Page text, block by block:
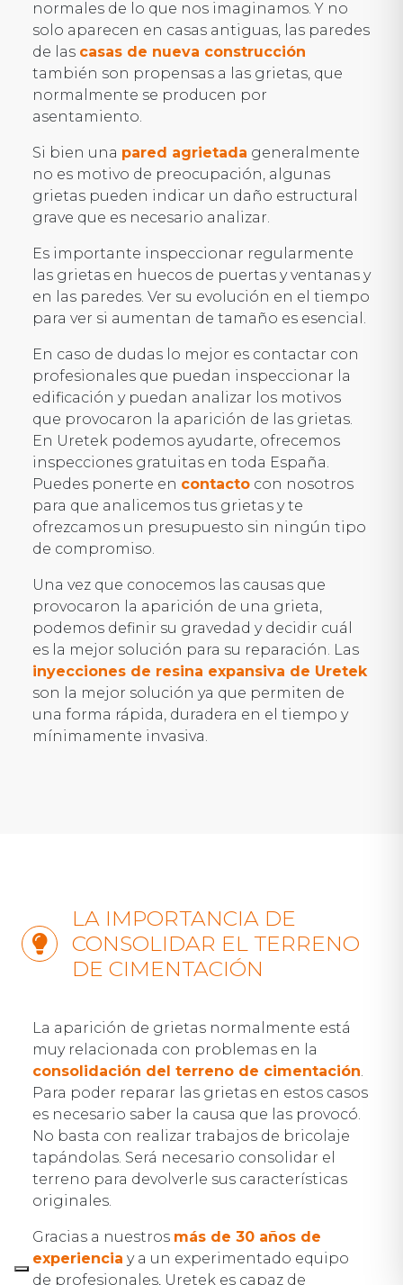
normales de lo que nos imaginamos. Y no
solo aparecen en casas antiguas, las paredes
de las casas de nueva construcción
también son propensas a las grietas, que
normalmente se producen por
asentamiento.
Si bien una pared agrietada generalmente
no es motivo de preocupación, algunas
grietas pueden indicar un daño estructural
grave que es necesario analizar.
Es importante inspeccionar regularmente
las grietas en huecos de puertas y ventanas y
en las paredes. Ver su evolución en el tiempo
para ver si aumentan de tamaño es esencial.
En caso de dudas lo mejor es contactar con
profesionales que puedan inspeccionar la
edificación y puedan analizar los motivos
que provocaron la aparición de las grietas.
En Uretek podemos ayudarte, ofrecemos
inspecciones gratuitas en toda España.
Puedes ponerte en contacto con nosotros
para que analicemos tus grietas y te
ofrezcamos un presupuesto sin ningún tipo
de compromiso.
Una vez que conocemos las causas que
provocaron la aparición de una grieta,
podemos definir su gravedad y decidir cuál
es la mejor solución para su reparación. Las
inyecciones de resina expansiva de Uretek
son la mejor solución ya que permiten de
una forma rápida, duradera en el tiempo y
mínimamente invasiva.
LA IMPORTANCIA DE
CONSOLIDAR EL TERRENO
DE CIMENTACIÓN
La aparición de grietas normalmente está
muy relacionada con problemas en la
consolidación del terreno de cimentación.
Para poder reparar las grietas en estos casos
es necesario saber la causa que las provocó.
No basta con realizar trabajos de bricolaje
tapándolas. Será necesario consolidar el
terreno para devolverle sus características
originales.
Gracias a nuestros más de 30 años de
experiencia y a un experimentado equipo
de profesionales, Uretek es capaz de